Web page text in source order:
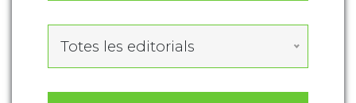
Totes les editorials